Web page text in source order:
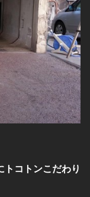
コトンこだわり